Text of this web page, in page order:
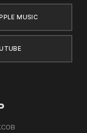
MUSIC